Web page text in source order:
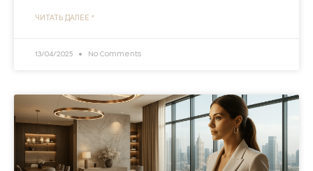
ЧИТАТЬ ДАЛЕЕ "
13/04/2025 No Comments